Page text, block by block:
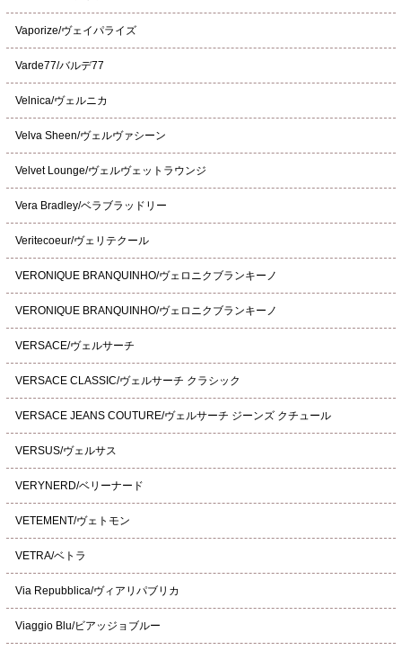
Vaporize/ヴェイパライズ
Varde77/バルデ77
Velnica/ヴェルニカ
Velva Sheen/ヴェルヴァシーン
Velvet Lounge/ヴェルヴェットラウンジ
Vera Bradley/ベラブラッドリー
Veritecoeur/ヴェリテクール
VERONIQUE BRANQUINHO/ヴェロニクブランキーノ
VERONIQUE BRANQUINHO/ヴェロニクブランキーノ
VERSACE/ヴェルサーチ
VERSACE CLASSIC/ヴェルサーチ クラシック
VERSACE JEANS COUTURE/ヴェルサーチ ジーンズ クチュール
VERSUS/ヴェルサス
VERYNERD/ベリーナード
VETEMENT/ヴェトモン
VETRA/ベトラ
Via Repubblica/ヴィアリパブリカ
Viaggio Blu/ビアッジョブルー